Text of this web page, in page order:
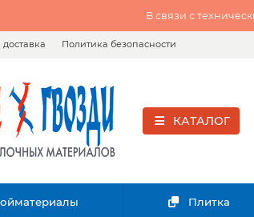
В связи с
Политика безопасности
КАТАЛОГ
Плитка